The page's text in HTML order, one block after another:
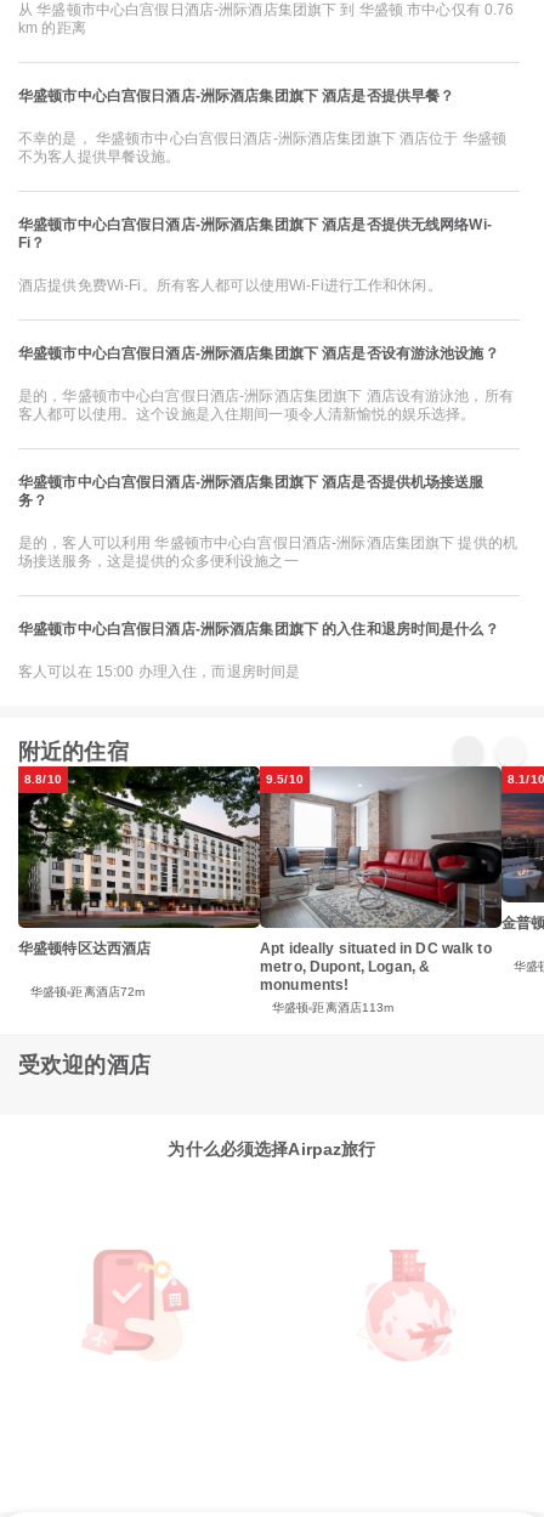
从 华盛顿市中心白宫假日酒店-洲际酒店集团旗下 到 华盛顿 市中心仅有 0.76
km 的距离
华盛顿市中心白宫假日酒店-洲际酒店集团旗下 酒店是否提供早餐？
不幸的是， 华盛顿市中心白宫假日酒店-洲际酒店集团旗下 酒店位于 华盛顿
不为客人提供早餐设施。
华盛顿市中心白宫假日酒店-洲际酒店集团旗下 酒店是否提供无线网络Wi-
Fi？
酒店提供免费Wi-Fi。所有客人都可以使用Wi-Fi进行工作和休闲。
华盛顿市中心白宫假日酒店-洲际酒店集团旗下 酒店是否设有游泳池设施？
是的，华盛顿市中心白宫假日酒店-洲际酒店集团旗下 酒店设有游泳池，所有
客人都可以使用。这个设施是入住期间一项令人清新愉悦的娱乐选择。
华盛顿市中心白宫假日酒店-洲际酒店集团旗下 酒店是否提供机场接送服
务？
是的，客人可以利用 华盛顿市中心白宫假日酒店-洲际酒店集团旗下 提供的机
场接送服务，这是提供的众多便利设施之一
华盛顿市中心白宫假日酒店-洲际酒店集团旗下 的入住和退房时间是什么？
客人可以在 15:00 办理入住，而退房时间是
附近的住宿
8.8/10
华盛顿特区达西酒店
华盛顿 距离酒店72m
9.5/10
Apt ideally situated in DC walk to
metro, Dupont, Logan, &
monuments!
华盛顿 距离酒店113m
8.1/10
金普
华盛
受欢迎的酒店
为什么必须选择Airpaz旅行